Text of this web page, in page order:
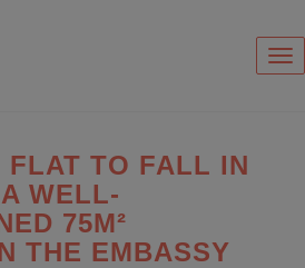
FLAT TO FALL IN
WELL-
75M²
THE EMBASSY